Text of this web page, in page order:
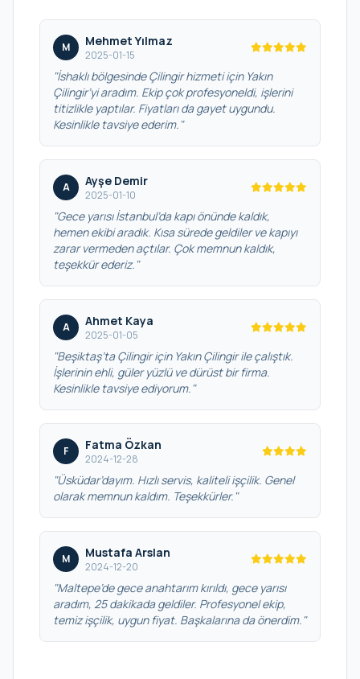
M Mehmet Yılmaz
2025-01-15
"İshaklı bölgesinde Çilingir hizmeti için Yakın
Çilingir’yi aradım. Ekip çok profesyoneldi, işlerini
titizlikle yaptılar. Fiyatları da gayet uygundu.
Kesinlikle tavsiye ederim."
A Ayşe Demir
2025-01-10
"Gece yarısı İstanbul’da kapı önünde kaldık,
hemen ekibi aradık. Kısa sürede geldiler ve kapıyı
zarar vermeden açtılar. Çok memnun kaldık,
teşekkür ederiz."
A Ahmet Kaya
2025-01-05
"Beşiktaş’ta Çilingir için Yakın Çilingir ile çalıştık.
İşlerinin ehli, güler yüzlü ve dürüst bir firma.
Kesinlikle tavsiye ediyorum."
F Fatma Özkan
2024-12-28
"Üsküdar’dayım. Hızlı servis, kaliteli işçilik. Genel
olarak memnun kaldım. Teşekkürler."
M Mustafa Arslan
2024-12-20
"Maltepe’de gece anahtarım kırıldı, gece yarısı
aradım, 25 dakikada geldiler. Profesyonel ekip,
temiz işçilik, uygun fiyat. Başkalarına da önerdim."